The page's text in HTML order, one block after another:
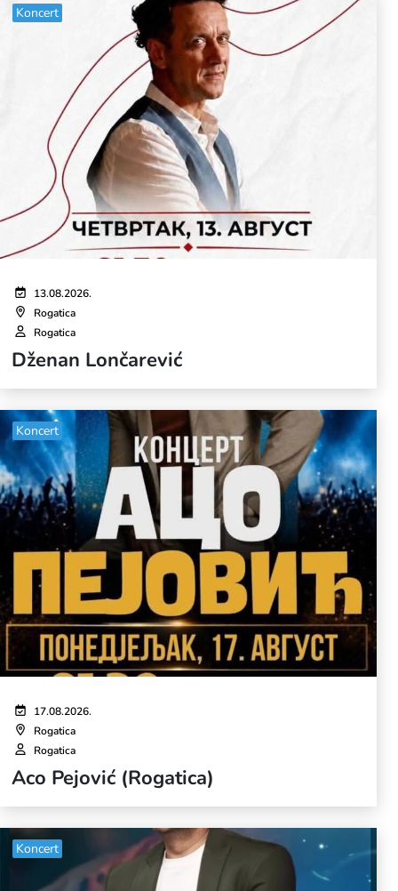
Koncert
13.08.2026.
Rogatica
Rogatica
Dženan Lončarević
Koncert
17.08.2026.
Rogatica
Rogatica
Aco Pejović (Rogatica)
Koncert